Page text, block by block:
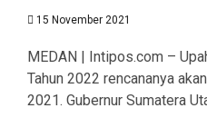
15 November 2021
MEDAN | Intipos.com –
Tahun 2022 rencananya
2021. Gubernur Sumatera